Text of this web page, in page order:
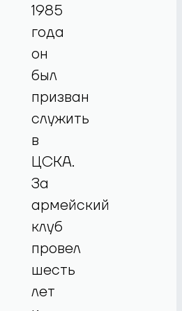
1985
года
он
был
призван
служить
в
ЦСКА.
За
армейский
клуб
провел
шесть
лет